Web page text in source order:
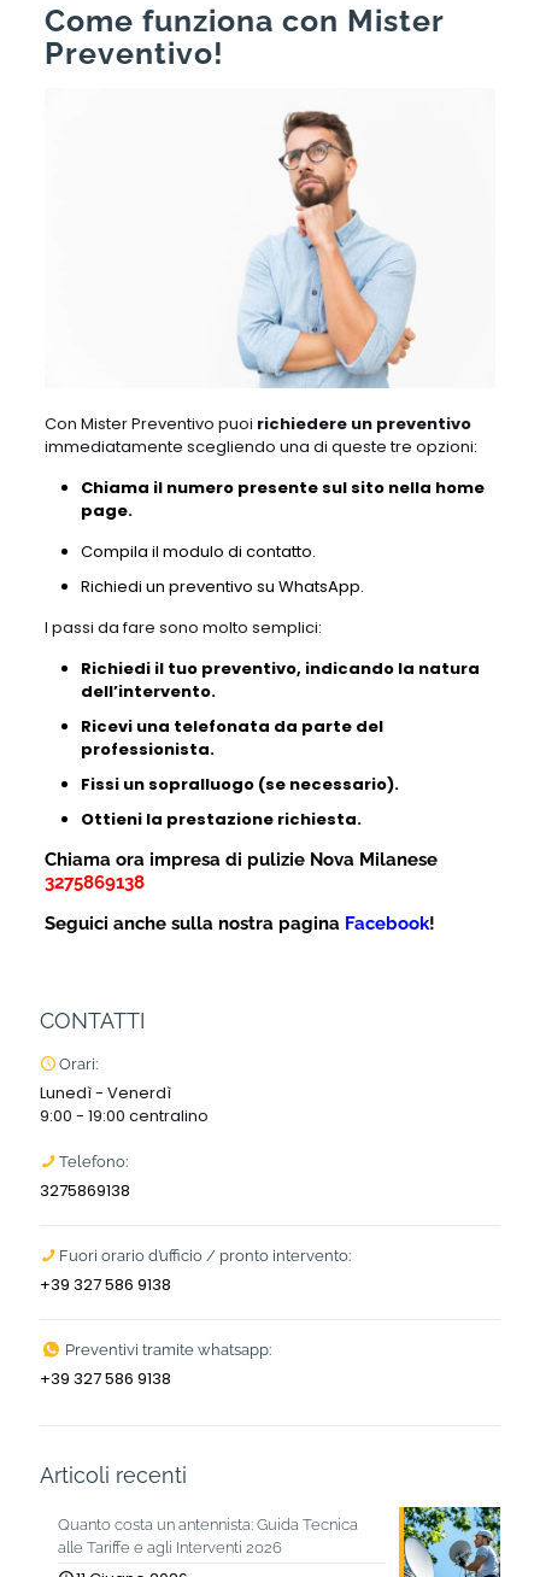
Come funziona con Mister
Preventivo!
Con Mister Preventivo puoi richiedere un preventivo
immediatamente scegliendo una di queste tre opzioni:
Chiama il numero presente sul sito nella home
page.
Compila il modulo di contatto.
Richiedi un preventivo su WhatsApp.
I passi da fare sono molto semplici:
Richiedi il tuo preventivo, indicando la natura
dell’intervento.
Ricevi una telefonata da parte del
professionista.
Fissi un sopralluogo (se necessario).
Ottieni la prestazione richiesta.
Chiama ora impresa di pulizie Nova Milanese
3275869138
Seguici anche sulla nostra pagina Facebook!
CONTATTI
Orari:
Lunedì - Venerdì
9:00 - 19:00 centralino
Telefono:
3275869138
Fuori orario d’ufficio / pronto intervento:
+39 327 586 9138
Preventivi tramite whatsapp:
+39 327 586 9138
Articoli recenti
Quanto costa un antennista: Guida Tecnica
alle Tariffe e agli Interventi 2026